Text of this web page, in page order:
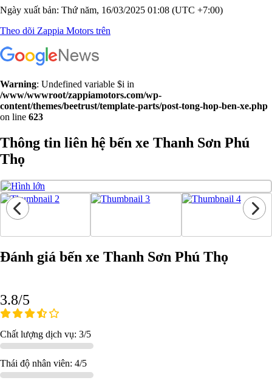
Ngày xuất bản: Thứ năm, 16/03/2025 01:08 (UTC +7:00)
Theo dõi Zappia Motors trên
Warning: Undefined variable $i in
/www/wwwroot/zappiamotors.com/wp-
content/themes/beetrust/template-parts/post-tong-hop-ben-xe.php
on line 623
Thông tin liên hệ bến xe Thanh Sơn Phú
Thọ
Đánh giá bến xe Thanh Sơn Phú Thọ
3.8/5
Chất lượng dịch vụ: 3/5
Thái độ nhân viên: 4/5